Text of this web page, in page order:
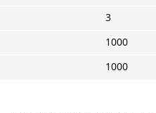
3
1000
1000